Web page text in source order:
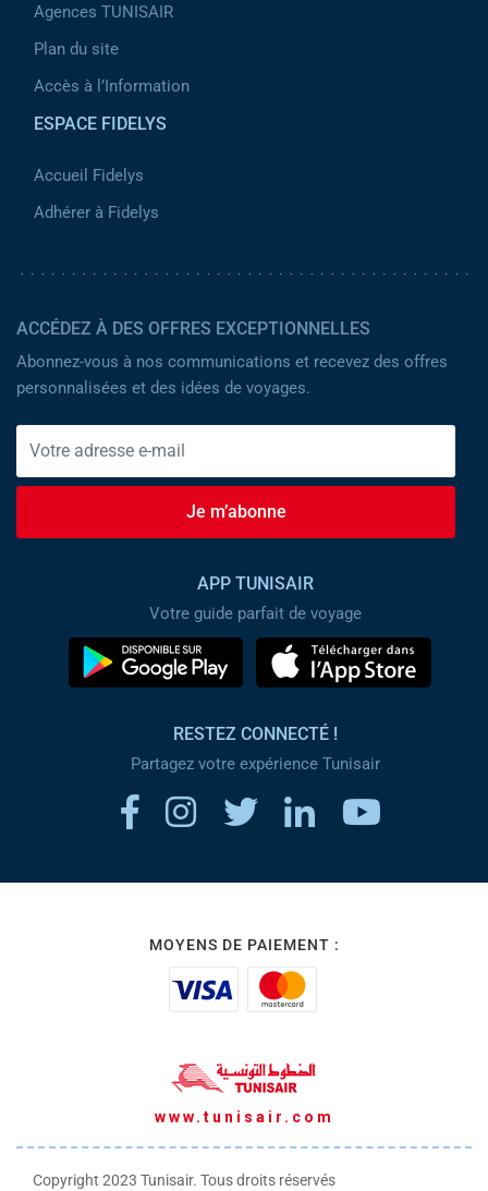
Agences TUNISAIR
Plan du site
Accès à l’Information
ESPACE FIDELYS
Accueil Fidelys
Adhérer à Fidelys
ACCÉDEZ À DES OFFRES EXCEPTIONNELLES
Abonnez-vous à nos communications et recevez des offres
personnalisées et des idées de voyages.
Je m’abonne
APP TUNISAIR
Votre guide parfait de voyage
RESTEZ CONNECTÉ !
Partagez votre expérience Tunisair
MOYENS DE PAIEMENT :
www.tunisair.com
Copyright 2023 Tunisair. Tous droits réservés